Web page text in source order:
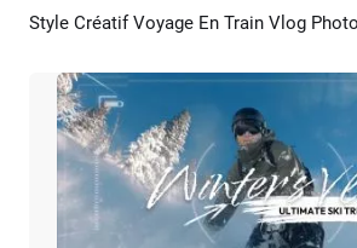
Aperçu Créer IA